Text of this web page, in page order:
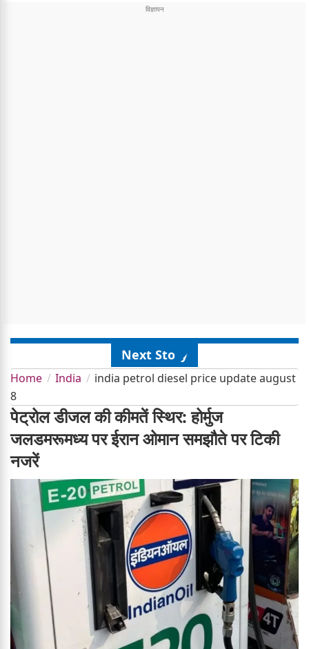
Next Story
Home India
india petrol diesel price update august
8
पेट्रोल डीजल की कीमतें स्थिर: होर्मुज
जलडमरूमध्य पर ईरान ओमान समझौते पर टिकी
नजरें